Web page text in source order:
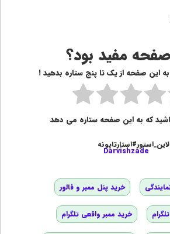
مفید بود؟
به این صفحه از یک تا پنج ستاره بدهید !
که به این صفحه ستاره می دهد
Darvishzade
خرید پنل ممبر و فالور
خرید ممبر واقعی تلگرام